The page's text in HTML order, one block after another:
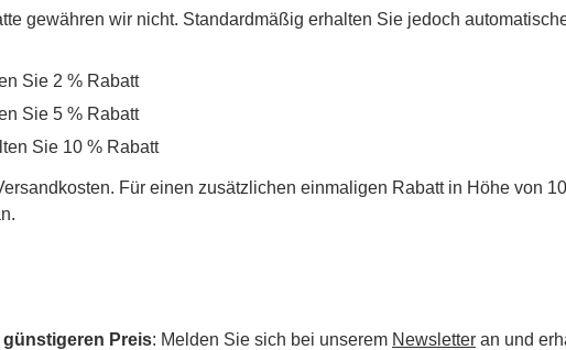
gewähren wir nicht. Standardmäßig erhalten Sie jedoch
Sie 2 % Rabatt
Sie 5 % Rabatt
Sie 10 % Rabatt
Für einen zusätzlichen einmaligen Rabatt in Höhe von
Preis: Melden Sie sich bei unserem Newsletter an und